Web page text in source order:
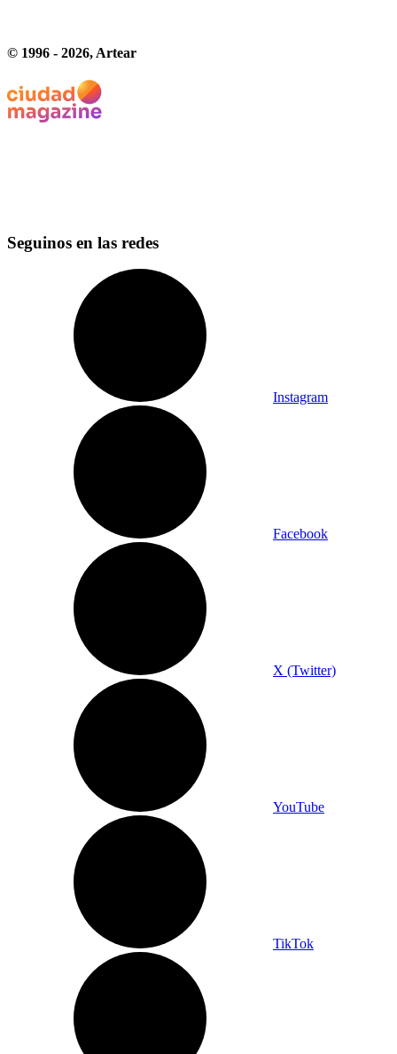
© 1996 - 2026, Artear
Seguinos en las redes
Instagram
Facebook
X (Twitter)
YouTube
TikTok